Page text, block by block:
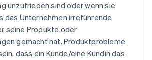
unzufrieden sind oder wenn sie
das Unternehmen irreführende
seine Produkte oder
gemacht hat. Produktprobleme
dass ein Kunde/eine Kundin das